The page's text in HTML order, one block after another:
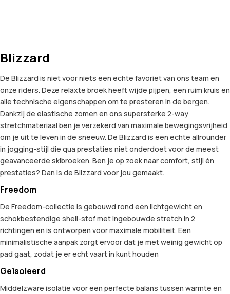
Blizzard
De Blizzard is niet voor niets een echte favoriet van ons team en
onze riders. Deze relaxte broek heeft wijde pijpen, een ruim kruis en
alle technische eigenschappen om te presteren in de bergen.
Dankzij de elastische zomen en ons supersterke 2-way
stretchmateriaal ben je verzekerd van maximale bewegingsvrijheid
om je uit te leven in de sneeuw. De Blizzard is een echte allrounder
in jogging-stijl die qua prestaties niet onderdoet voor de meest
geavanceerde skibroeken. Ben je op zoek naar comfort, stijl én
prestaties? Dan is de Blizzard voor jou gemaakt.
Freedom
De Freedom-collectie is gebouwd rond een lichtgewicht en
schokbestendige shell-stof met ingebouwde stretch in 2
richtingen en is ontworpen voor maximale mobiliteit. Een
minimalistische aanpak zorgt ervoor dat je met weinig gewicht op
pad gaat, zodat je er echt vaart in kunt houden
Geïsoleerd
Middelzware isolatie voor een perfecte balans tussen warmte en